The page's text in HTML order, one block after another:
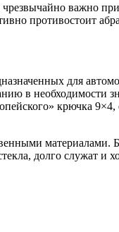
важно
противостоит
для
в необходимости
крючка
материалами.
долго служат и